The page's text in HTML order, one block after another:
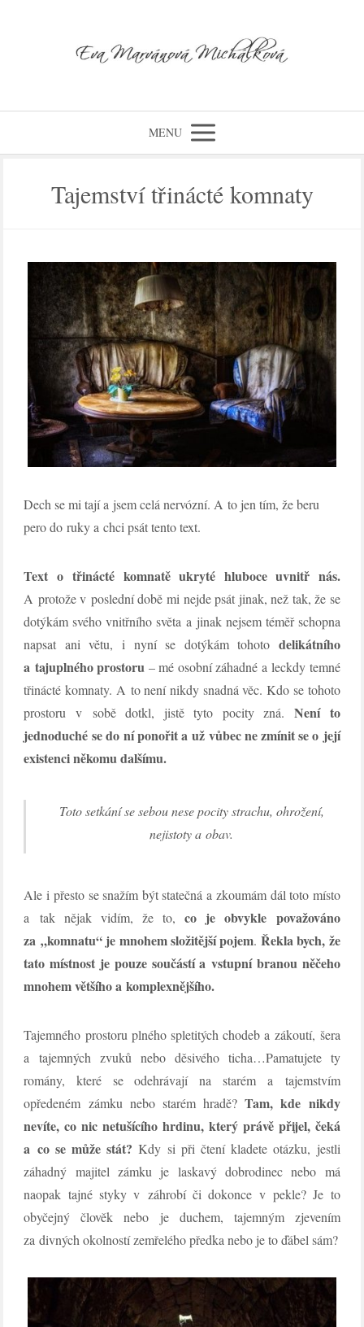
MENU
Tajemství třinácté komnaty
Dech se mi tají a jsem celá nervózní. A to jen tím, že beru
pero do ruky a chci psát tento text.
Text o třinácté komnatě ukryté hluboce uvnitř nás.
A protože v poslední době mi nejde psát jinak, než tak, že se
dotýkám svého vnitřního světa a jinak nejsem téměř schopna
napsat ani větu, i nyní se dotýkám tohoto delikátního
a tajuplného prostoru – mé osobní záhadné a leckdy temné
třinácté komnaty. A to není nikdy snadná věc. Kdo se tohoto
prostoru v sobě dotkl, jistě tyto pocity zná. Není to
jednoduché se do ní ponořit a už vůbec ne zmínit se o její
existenci někomu dalšímu.
Toto setkání se sebou nese pocity strachu, ohrožení,
nejistoty a obav.
Ale i přesto se snažím být statečná a zkoumám dál toto místo
a tak nějak vidím, že to,co je obvykle považováno
za „komnatu“ je mnohem složitější pojem. Řekla bych, že
tato místnost je pouze součástí a vstupní branou něčeho
mnohem většího a komplexnějšího.
Tajemného prostoru plného spletitých chodeb a zákoutí, šera
a tajemných zvuků nebo děsivého ticha…Pamatujete ty
romány, které se odehrávají na starém a tajemstvím
opředeném zámku nebo starém hradě?Tam, kde nikdy
nevíte, co nic netušícího hrdinu, který právě přijel, čeká
a co se může stát? Kdy si při čtení kladete otázku, jestli
záhadný majitel zámku je laskavý dobrodinec nebo má
naopak tajné styky v záhrobí či dokonce v pekle? Je to
obyčejný člověk nebo je duchem, tajemným zjevením
za divných okolností zemřelého předka nebo je to ďábel sám?